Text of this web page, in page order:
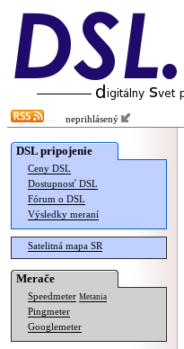
neprihlásený
DSL pripojenie
Ceny DSL
Dostupnosť DSL
Fórum o DSL
Výsledky meraní
Satelitná mapa SR
Merače
Speedmeter Merania
Pingmeter
Googlemeter